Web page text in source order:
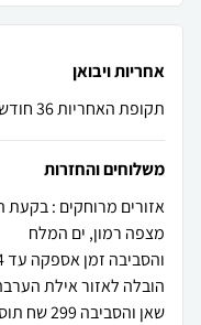
אחריות ויבואן
תקופת האחריות 36 חודשים
משלוחים והחזרות
אזורים מרוחקים : בקעת
הובלה לאזור אילת
שאן והסביבה 299 שח תוספת*******